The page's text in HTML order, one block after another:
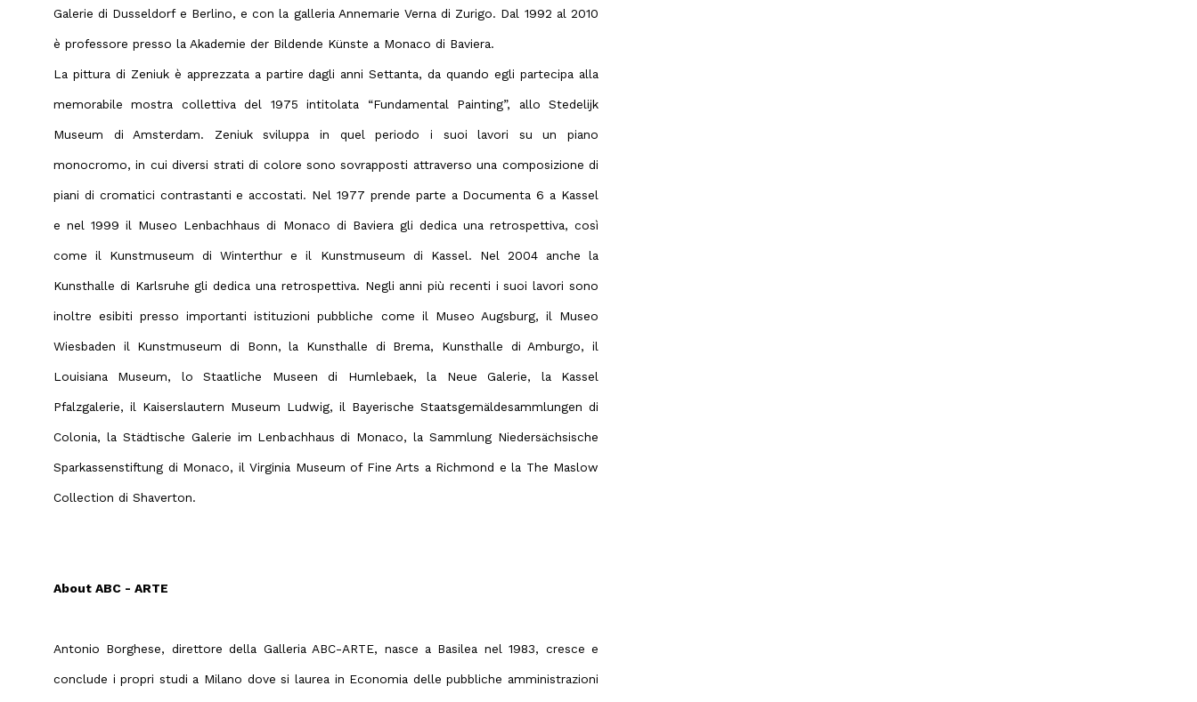
Galerie di Dusseldorf e Berlino, e con la galleria Annemarie Verna di Zurigo. Dal 1992 al 2010
è professore presso la Akademie der Bildende Künste a Monaco di Baviera.
La pittura di Zeniuk è apprezzata a partire dagli anni Settanta, da quando egli partecipa alla
memorabile mostra collettiva del 1975 intitolata “Fundamental Painting”, allo Stedelijk
Museum di Amsterdam. Zeniuk sviluppa in quel periodo i suoi lavori su un piano
monocromo, in cui diversi strati di colore sono sovrapposti attraverso una composizione di
piani di cromatici contrastanti e accostati. Nel 1977 prende parte a Documenta 6 a Kassel
e nel 1999 il Museo Lenbachhaus di Monaco di Baviera gli dedica una retrospettiva, così
come il Kunstmuseum di Winterthur e il Kunstmuseum di Kassel. Nel 2004 anche la
Kunsthalle di Karlsruhe gli dedica una retrospettiva. Negli anni più recenti i suoi lavori sono
inoltre esibiti presso importanti istituzioni pubbliche come il Museo Augsburg, il Museo
Wiesbaden il Kunstmuseum di Bonn, la Kunsthalle di Brema, Kunsthalle di Amburgo, il
Louisiana Museum, lo Staatliche Museen di Humlebaek, la Neue Galerie, la Kassel
Pfalzgalerie, il Kaiserslautern Museum Ludwig, il Bayerische Staatsgemäldesammlungen di
Colonia, la Städtische Galerie im Lenbachhaus di Monaco, la Sammlung Niedersächsische
Sparkassenstiftung di Monaco, il Virginia Museum of Fine Arts a Richmond e la The Maslow
Collection di Shaverton.
About ABC - ARTE
Antonio Borghese, direttore della Galleria ABC-ARTE, nasce a Basilea nel 1983, cresce e
conclude i propri studi a Milano dove si laurea in Economia delle pubbliche amministrazioni